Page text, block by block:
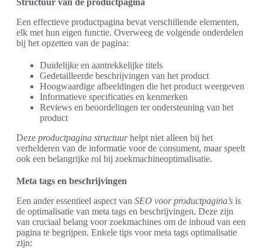
Structuur van de productpagina
Een effectieve productpagina bevat verschillende elementen,
elk met hun eigen functie. Overweeg de volgende onderdelen
bij het opzetten van de pagina:
Duidelijke en aantrekkelijke titels
Gedetailleerde beschrijvingen van het product
Hoogwaardige afbeeldingen die het product weergeven
Informatieve specificaties en kenmerken
Reviews en beoordelingen ter ondersteuning van het
product
Deze productpagina structuurhelpt niet alleen bij het
verhelderen van de informatie voor de consument, maar speelt
ook een belangrijke rol bij zoekmachineoptimalisatie.
Meta tags en beschrijvingen
Een ander essentieel aspect van SEO voor productpagina’s is
de optimalisatie van meta tags en beschrijvingen. Deze zijn
van cruciaal belang voor zoekmachines om de inhoud van een
pagina te begrijpen. Enkele tips voor meta tags optimalisatie
zijn: